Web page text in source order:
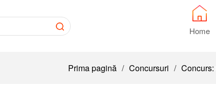
Home
Prima pagină / Concursuri /